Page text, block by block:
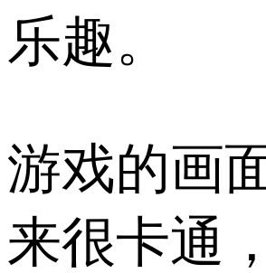
乐趣。
游戏的画
来很卡通